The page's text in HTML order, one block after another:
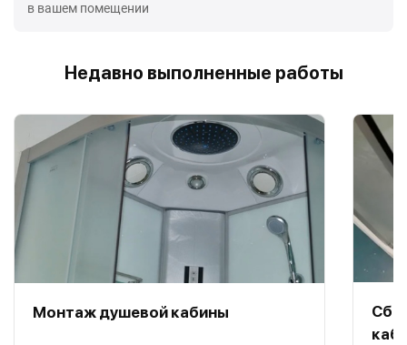
в вашем помещении
Недавно выполненные работы
Монтаж душевой кабины